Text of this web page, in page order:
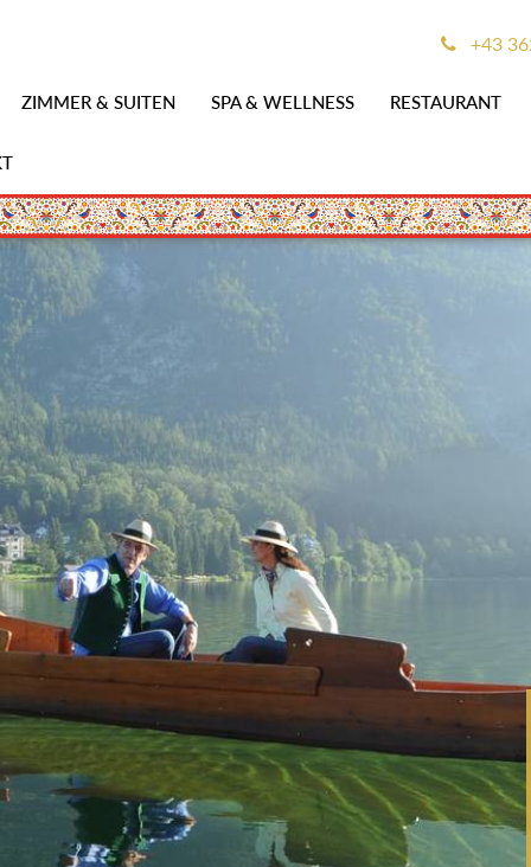
ZIMMER & SUITEN SPA & WELLNESS RESTAURANT
+43